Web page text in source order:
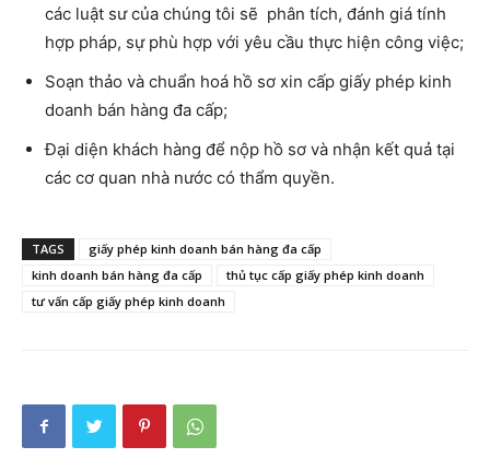
các luật sư của chúng tôi sẽ phân tích, đánh giá tính
hợp pháp, sự phù hợp với yêu cầu thực hiện công việc;
Soạn thảo và chuẩn hoá hồ sơ xin cấp giấy phép kinh
doanh bán hàng đa cấp;
Đại diện khách hàng để nộp hồ sơ và nhận kết quả tại
các cơ quan nhà nước có thẩm quyền.
TAGS
giấy phép kinh doanh bán hàng đa cấp
kinh doanh bán hàng đa cấp
thủ tục cấp giấy phép kinh doanh
tư vấn cấp giấy phép kinh doanh